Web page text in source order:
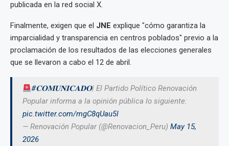
publicada en la red social X.
Finalmente, exigen que el JNE explique "cómo garantiza la
imparcialidad y transparencia en centros poblados" previo a la
proclamación de los resultados de las elecciones generales
que se llevaron a cabo el 12 de abril.
#𝐂𝐎𝐌𝐔𝐍𝐈𝐂𝐀𝐃𝐎| El Partido Político Renovación
Popular informa a la opinión pública lo siguiente:
pic.twitter.com/mgC8qUau5l
— Renovación Popular (@Renovacion_Peru) May 15,
2026